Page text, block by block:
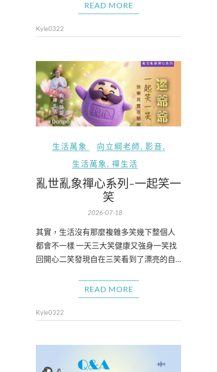
READ MORE
Kyle0322
生活萬象 向立綱老師, 影音,
生活萬象 , 禪生活
亂世亂象禪心系列-一起笑一
笑
2026-07-18
其實，生活沒有那麼複雜多笑幾下整個人
都會不一樣 一天三大笑健康又強身一笑找
回開心二笑發現自在三笑看到了漂亮的自…
READ MORE
Kyle0322